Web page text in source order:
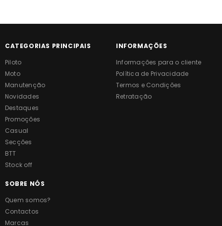
CATEGORIAS PRINCIPAIS
Piloto
Moto
Manutenção
Novidades
Destaques
Promoções
Casual
Secções
BTT
Stock off
INFORMAÇÕES
Informações para o cliente
Política de Privacidade
Termos e Condições
Retratação
SOBRE NÓS
Quem somos?
Contactos
Marcas